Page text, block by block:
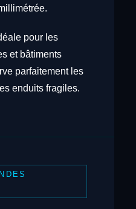
pour les
et bâtiments
parfaitement les
enduits fragiles.